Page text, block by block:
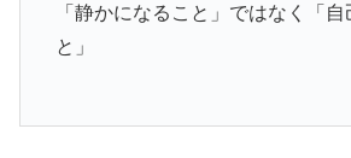
「静かになること」ではなく「
と」